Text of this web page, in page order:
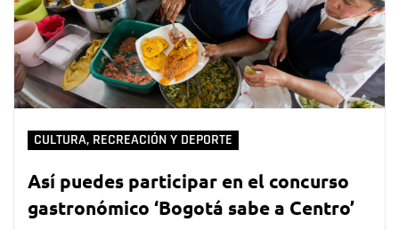
CULTURA, RECREACIÓN Y DEPORTE
Así puedes participar en el concurso
gastronómico ‘Bogotá sabe a Centro’